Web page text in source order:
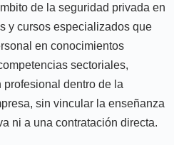
de la seguridad privada en
y cursos especializados que
en conocimientos
sectoriales,
dentro de la
sin vincular la enseñanza
ni a una contratación directa.